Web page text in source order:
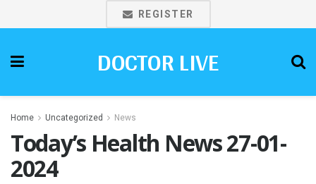
REGISTER
DOCTOR LIVE
Home Uncategorized News
Today’s Health News 27-01-
2024